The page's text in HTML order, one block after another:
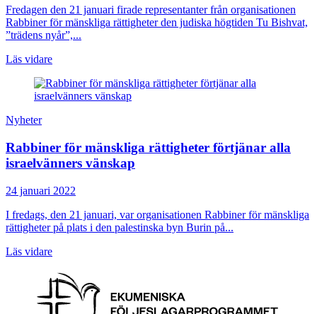
Fredagen den 21 januari firade representanter från organisationen
Rabbiner för mänskliga rättigheter den judiska högtiden Tu Bishvat,
”trädens nyår”,...
Läs vidare
Nyheter
Rabbiner för mänskliga rättigheter förtjänar alla
israelvänners vänskap
24 januari 2022
I fredags, den 21 januari, var organisationen Rabbiner för mänskliga
rättigheter på plats i den palestinska byn Burin på...
Läs vidare